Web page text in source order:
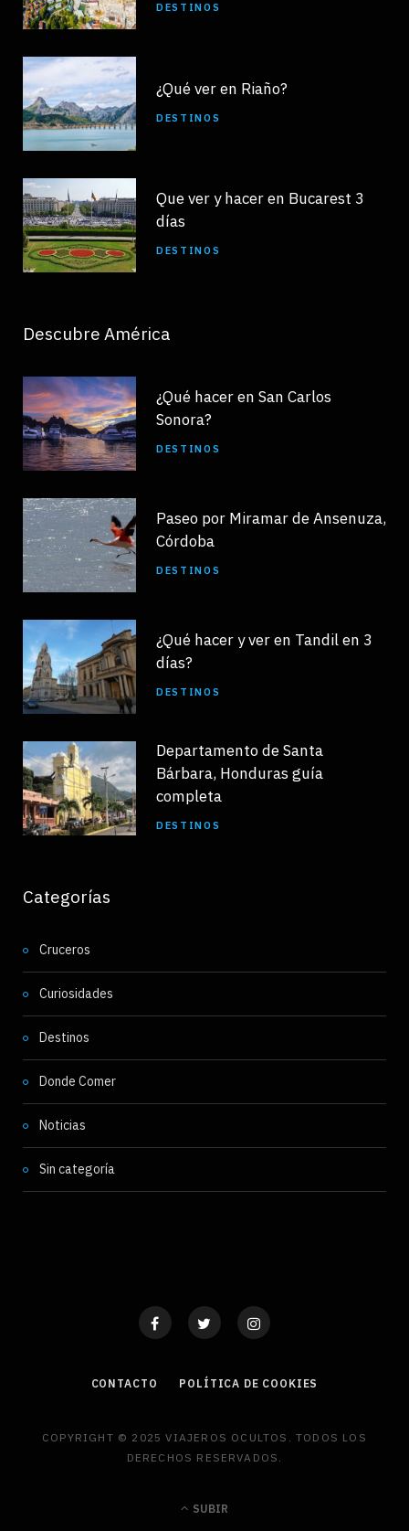
DESTINOS
¿Qué ver en Riaño?
DESTINOS
Que ver y hacer en Bucarest 3
días
DESTINOS
Descubre América
¿Qué hacer en San Carlos
Sonora?
DESTINOS
Paseo por Miramar de Ansenuza,
Córdoba
DESTINOS
¿Qué hacer y ver en Tandil en 3
días?
DESTINOS
Departamento de Santa
Bárbara, Honduras guía
completa
DESTINOS
Categorías
Cruceros
Curiosidades
Destinos
Donde Comer
Noticias
Sin categoría
CONTACTO POLÍTICA DE COOKIES
COPYRIGHT © 2025 VIAJEROS OCULTOS. TODOS LOS
DERECHOS RESERVADOS.
SUBIR